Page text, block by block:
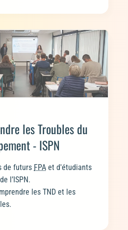
les Troubles du
- ISPN
de futurs FPA et d'étudiants
l’ISPN.
les TND et les